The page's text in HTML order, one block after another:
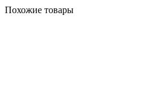
Похожие товары